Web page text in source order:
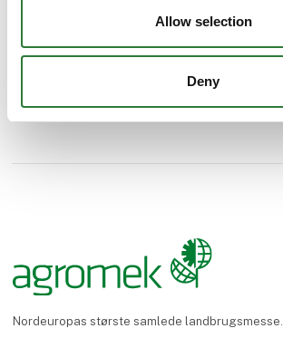
Allow selection
Deny
Nordeuropas største samlede landbrugsmesse.